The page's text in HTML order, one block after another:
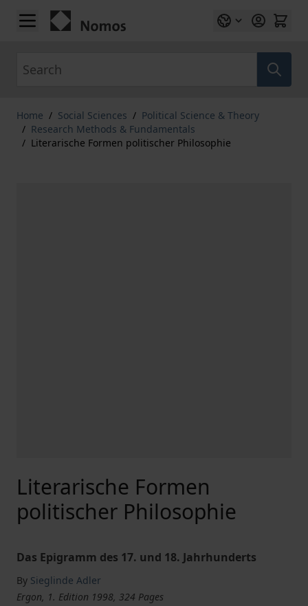
Skip to Content
Home / Social Sciences / Political Science & Theory
/ Research Methods & Fundamentals
/ Literarische Formen politischer Philosophie
Literarische Formen
politischer Philosophie
Das Epigramm des 17. und 18. Jahrhunderts
By Sieglinde Adler
Ergon, 1. Edition 1998, 324 Pages